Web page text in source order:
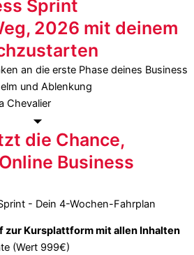
Sprint
2026 mit deinem
an die erste Phase deines Business
und Ablenkung
die Chance,
Business
zur Kursplattform mit allen Inhalten
(Wert 999€)